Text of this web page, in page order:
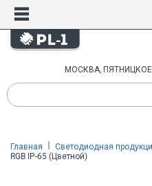
МОСКВА,
Главная Светодиодная
RGB IP-65 (Цветной)